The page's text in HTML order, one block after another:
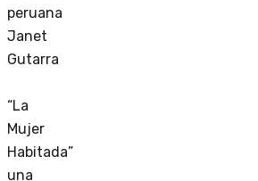
peruana
Janet
Gutarra
“La
Mujer
Habitada”
una